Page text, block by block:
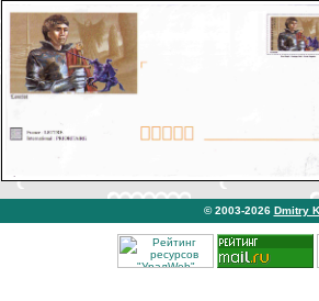
© 2003-2026 Dmitry